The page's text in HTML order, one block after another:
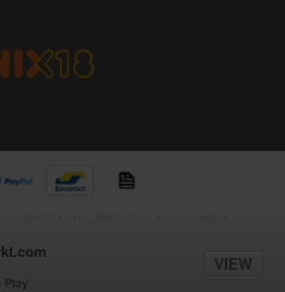
Play
VIEW